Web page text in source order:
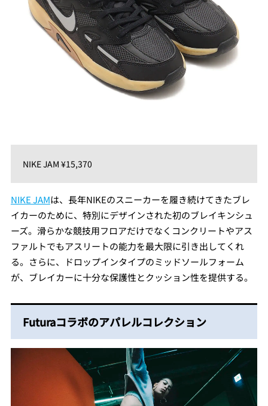
NIKE JAM ¥15,370
NIKE JAMは、長年NIKEのスニーカーを履き続けてきたブレ
イカーのために、特別にデザインされた初のブレイキンシュ
ーズ。滑らかな競技用フロアだけでなくコンクリートやアス
ファルトでもアスリートの能力を最大限に引き出してくれ
る。さらに、ドロップインタイプのミッドソールフォーム
が、ブレイカーに十分な保護性とクッション性を提供する。
Futuraコラボのアパレルコレクション